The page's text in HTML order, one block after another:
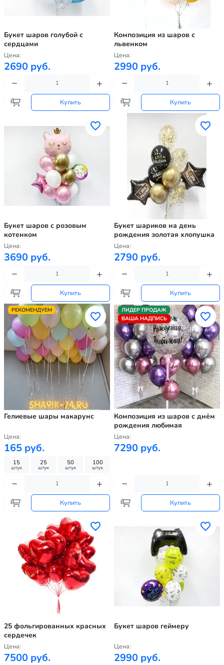
Букет шаров голубой с
сердцами
Цена:
2690 руб.
Купить
Композиция из шаров с
львенком
Цена:
2990 руб.
Купить
Букет шаров с розовым
котенком
Цена:
3690 руб.
Купить
Букет шариков на день
рождения золотая хлопушка
Цена:
2790 руб.
Купить
РЕКОМЕНДУЕМ
Гелиевые шары макарунс
Цена:
165 руб.
15
штук
25
штук
50
штук
100
штук
Купить
ЛИДЕР ПРОДАЖ
ВАША НАДПИСЬ
Композиция из шаров с днём
рождения любимая
Цена:
7290 руб.
Купить
25 фольгированных красных
сердечек
Цена:
7500 руб.
Букет шаров геймеру
Цена:
2990 руб.